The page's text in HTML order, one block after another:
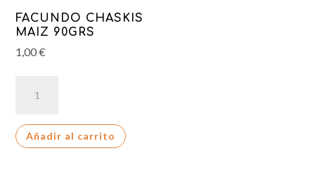
FACUNDO CHASKIS
MAIZ 90GRS
1,00€
CHASKIS
90GRS
Añadir al carrito